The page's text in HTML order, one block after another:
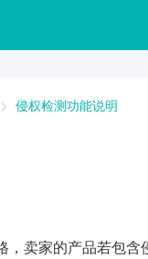
侵权检测功能说明
卖家的产品若包